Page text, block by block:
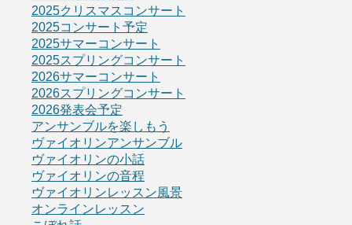
2025クリスマスコンサート
2025コンサート予定
2025サマーコンサート
2025スプリングコンサート
2026サマーコンサート
2026スプリングコンサート
2026発表会予定
アンサンブルを楽しもう
ヴァイオリンアンサンブル
ヴァイオリンの小話
ヴァイオリンの音程
ヴァイオリンレッスン風景
オンラインレッスン